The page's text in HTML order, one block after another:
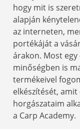
hogy mit is
alapján
az interneten,
portékáját a
árakon. Most egy
minőségben is
termékeivel
elkészítését, amit
horgászataim
a Carp Academy.